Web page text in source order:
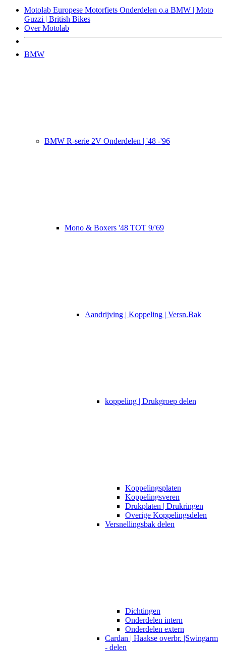
Motolab Europese Motorfiets Onderdelen o.a BMW | Moto
Guzzi | British Bikes
Over Motolab
BMW
BMW R-serie 2V Onderdelen | '48 -'96
Mono & Boxers '48 TOT 9/'69
Aandrijving | Koppeling | Versn.Bak
koppeling | Drukgroep delen
Koppelingsplaten
Koppelingsveren
Drukplaten | Drukringen
Overige Koppelingsdelen
Versnellingsbak delen
Dichtingen
Onderdelen intern
Onderdelen extern
Cardan | Haakse overbr. |Swingarm
- delen